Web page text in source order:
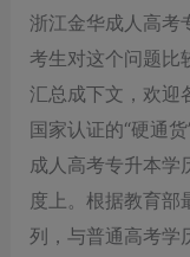
浙江金华成人高考
考生对这个问题比
汇总成下文，欢迎
国家认证的“硬通
成人高考专升本学
度上。根据教育部
列，与普通高考学